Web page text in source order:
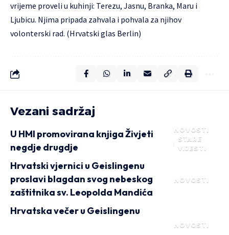
vrijeme proveli u kuhinji: Terezu, Jasnu, Branka, Maru i
Ljubicu. Njima pripada zahvala i pohvala za njihov
volonterski rad. (Hrvatski glas Berlin)
Vezani sadržaj
NOVOSTI
STARE
VIJESTI
U HMI promovirana knjiga Živjeti
negdje drugdje
NOVOSTI
Hrvatski vjernici u Geislingenu
proslavi blagdan svog nebeskog
zaštitnika sv. Leopolda Mandića
NOVOSTI
Hrvatska večer u Geislingenu